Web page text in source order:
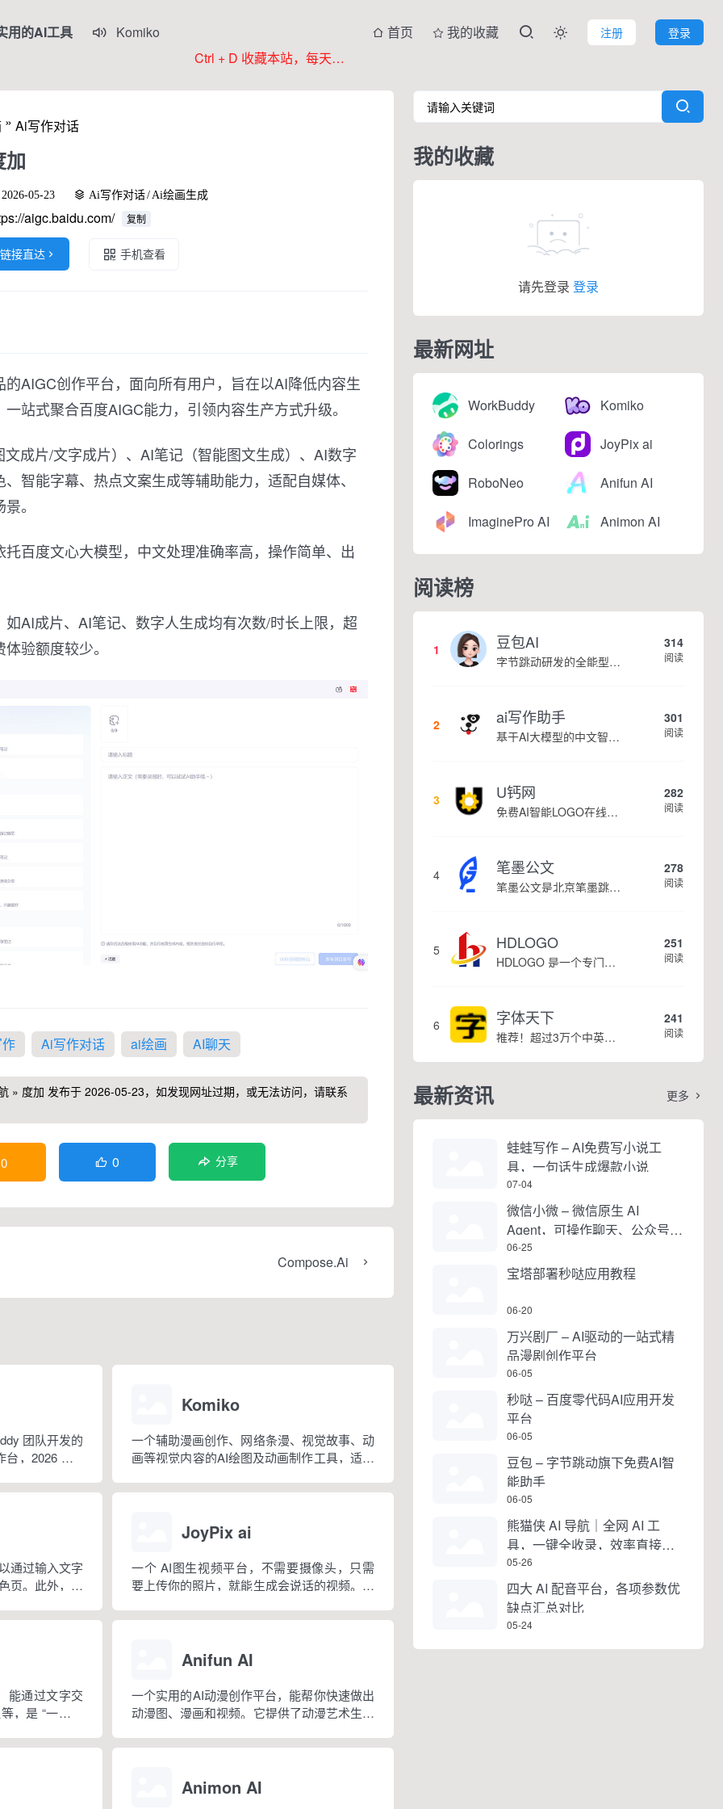
用的AI工具 
Komiko
登录
注册

首页
我的收藏
Ctrl + D 收藏本站，每天更新好站！
» Ai写作对话
加
05-23 Ai写作对话/ Ai绘画生成
aigc.baidu.com/ 复制
链接直达  手机查看
AIGC创作平台，面向所有用户，旨在以AI降低内容生
站式聚合百度AIGC能力，引领内容生产方式升级。
成片/文字成片）、AI笔记（智能图文生成）、AI数字
智能字幕、热点文案生成等辅助能力，适配自媒体、
。
百度文心大模型，中文处理准确率高，操作简单、出
AI成片、AI笔记、数字人生成均有次数/时长上限，超
验额度较少。
Ai写作对话 ai绘画 AI聊天
» 度加 发布于 2026-05-23，如发现网址过期，或无法访问，请联系
0  0 分享
Compose.Ai
团队开发的
，2026 年 3
接操作电脑本
Komiko
一个辅助漫画创作、网络条漫、视觉故事、动
画等视觉内容的AI绘图及动画制作工具，适合
者，以及那些不具备专业绘画技能但想创作漫
通过输入文字
页。此外，它
龄段的人群。
JoyPix ai
一个 AI图生视频平台，不需要摄像头，只需
要上传你的照片，就能生成会说话的视频。整
像、制作视频。
能通过文字交
，是 “一站式
Anifun AI
一个实用的AI动漫创作平台，能帮你快速做出
动漫图、漫画和视频。它提供了动漫艺术生成
Animon AI
我的收藏
请先登录 登录
最新网址
WorkBuddy Komiko
Colorings JoyPix ai
RoboNeo Anifun AI
ImaginePro AI Animon AI
阅读榜
1 豆包AI
字节跳动研发的全能型AI智能助手，提供智能对话、知识问答、内容创作、学习办公等一站式AI服务
314
阅读
2 ai写作助手
基于AI大模型的中文智能写作工具，面向学生、自媒体、职场人士提供一站式文本创作服务 核心定位 AI写作助手是依托人工智能技术打造的创作辅助平台，专注中文文本生成与优化，帮助用户快速完成各类文案、文章、论文等内容创作，提升写作效率 核心功能 ...
301
阅读
3 U钙网
免费AI智能LOGO在线设计制作平台
282
阅读
4 笔墨公文
笔墨公文是北京笔墨跳动科技旗下垂直公文赛道 AIGC 创作平台，深耕体制公文专业场景，依托海量标准公文语料训练专属大模型。平台整合 AI 公文生成、全维度智能校对、范文库、实时更新素材库、标准化公文模板五大核心板块，兼顾公文快速撰写、文稿合...
278
阅读
5 HDLOGO
HDLOGO 是一个专门整理矢量标志和图标的网站，提供各类品牌和公司的矢量标志下载服务，主要面向设计师、营销人员和企业用户，帮他们获取高质量的品牌标识资源。
251
阅读
6 字体天下
推荐！超过3万个中英文字体免费下载
241
阅读
最新资讯 更多 
蛙蛙写作 – AI免费写小说工
具，一句话生成爆款小说
07-04
微信小微 – 微信原生 AI
Agent，可操作聊天、公众号、
视频号和小程序
06-25
宝塔部署秒哒应用教程
06-20
万兴剧厂 – AI驱动的一站式精
品漫剧创作平台
06-05
秒哒 – 百度零代码AI应用开发
平台
06-05
豆包 – 字节跳动旗下免费AI智
能助手
06-05
熊猫侠 AI 导航｜全网 AI 工
具，一键全收录，效率直接拉
满
05-26
四大 AI 配音平台，各项参数优
缺点汇总对比
05-24